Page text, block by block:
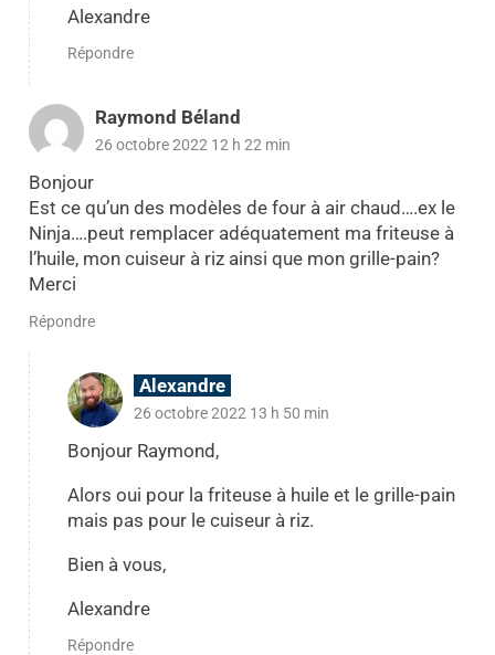
Alexandre
Répondre
Raymond Béland
26 octobre 2022 12 h 22 min
Bonjour
Est ce qu’un des modèles de four à air chaud….ex le
Ninja….peut remplacer adéquatement ma friteuse à
l’huile, mon cuiseur à riz ainsi que mon grille-pain?
Merci
Répondre
Alexandre
26 octobre 2022 13 h 50 min
Bonjour Raymond,
Alors oui pour la friteuse à huile et le grille-pain
mais pas pour le cuiseur à riz.
Bien à vous,
Alexandre
Répondre